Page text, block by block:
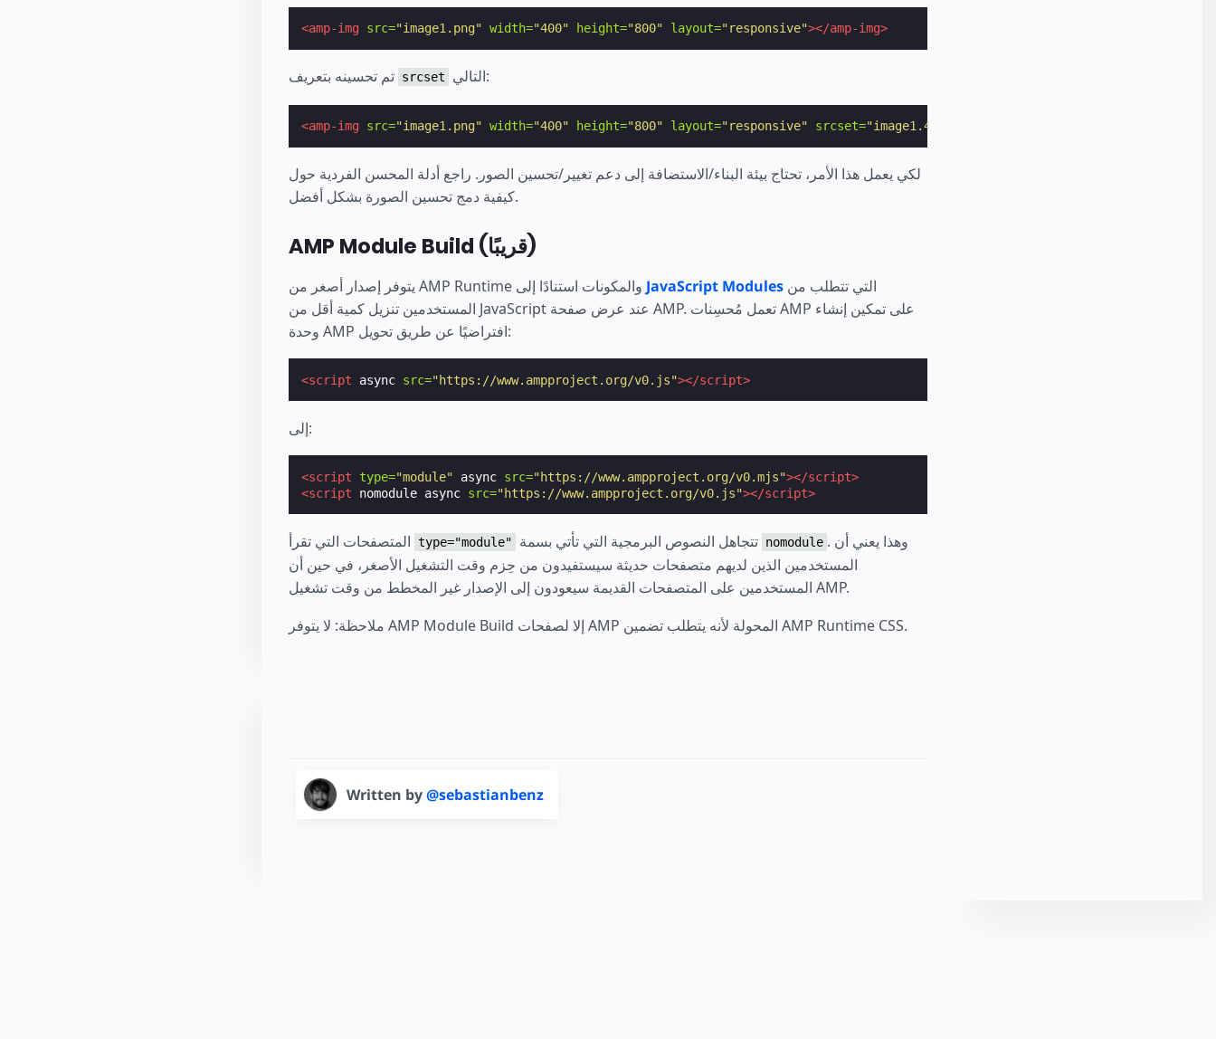
<amp-img src="image1.png" width="400" height="800" layout="responsive"></amp-img>
تم تحسينه بتعريف srcset التالي:
<amp-img src="image1.png" width="400" height="800" layout="responsive" srcset="image1.470w.png 470w, image1.820w.png 820w,
لكي يعمل هذا الأمر، تحتاج بيئة البناء/الاستضافة إلى دعم تغيير/تحسين الصور. راجع أدلة المحسن الفردية حول
كيفية دمج تحسين الصورة بشكل أفضل.
AMP Module Build (قريبًا)
JavaScript Modulesالتي تتطلب من
المستخدمين تنزيل كمية أقل من JavaScript عند عرض صفحة AMP. تعمل مُحسِنات AMP على تمكين إنشاء
وحدة AMP افتراضيًا عن طريق تحويل:
<script async src="https://www.ampproject.org/v0.js"></script>
إلى:
<script type="module" async src="https://www.ampproject.org/v0.mjs"></script>
<script
nomodule async src="https://www.ampproject.org/v0.js"></script>
type="module" تتجاهل النصوص البرمجية التي تأتي بسمة nomodule . وهذا يعني أن
المستخدمين الذين لديهم متصفحات حديثة سيستفيدون من حِزم وقت التشغيل الأصغر، في حين أن
المستخدمين على المتصفحات القديمة سيعودون إلى الإصدار غير المخطط من وقت تشغيل AMP.
ملاحظة: لا يتوفر AMP Module Build إلا لصفحات AMP المحولة لأنه يتطلب تضمين AMP Runtime CSS.
Written by@sebastianbenz